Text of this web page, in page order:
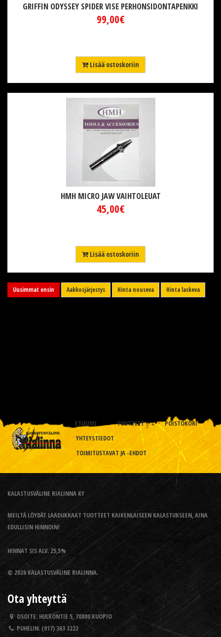
GRIFFIN ODYSSEY SPIDER VISE PERHONSIDONTAPENKKI
99,00€
Lisää ostoskoriin
HMH MICRO JAW VAIHTOLEUAT
45,00€
Lisää ostoskoriin
Uusimmat ensin Aakkosjärjestys Hinta nouseva Hinta laskeva
ETUSIVU TUOTTEET
POISTOKORI
YHTEYSTIEDOT
TOIMITUSTAVAT JA -EHDOT
KALASTUSVÄLINE RIALINNA KY
MEILTÄ LÖYDÄT LAADUKKAAT TUOTTEET KAIKENLAISEEN KALASTUKSEEN, AINA
EDULLISIN HINNOIN!
HINNAT SIS ALV. 25,5%
© 2026 KALASTUSVÄLINE RIALINNA.
Ota yhteyttä
OSOITE: HULKONTIE 5, 70800 KUOPIO
PUHELIN: (017) 363 3222